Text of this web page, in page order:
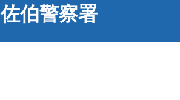
佐伯警察署